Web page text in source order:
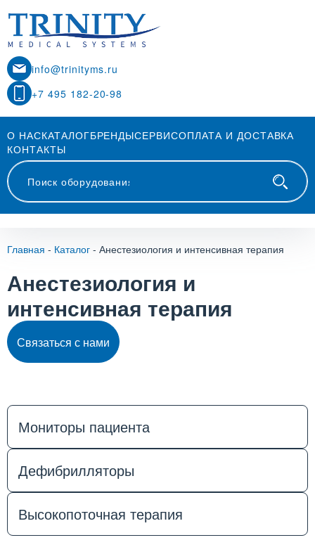
info@trinityms.ru
+7 495 182-20-98
О НАСКАТАЛОГБРЕНДЫСЕРВИСОПЛАТА И ДОСТАВКА
КОНТАКТЫ
Главная - Каталог - Анестезиология и интенсивная терапия
Анестезиология и
интенсивная терапия
Связаться с нами
Мониторы пациента
Дефибрилляторы
Высокопоточная терапия